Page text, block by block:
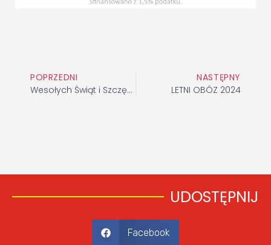
POPRZEDNI
Wesołych Świąt i Szczęśliwego Nowego Roku
NASTĘPNY
LETNI OBÓZ 2024
UDOSTĘPNIJ
Facebook